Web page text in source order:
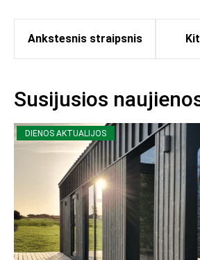
Ankstesnis straipsnis
Susijusios
DIENOS AKTUALIJOS